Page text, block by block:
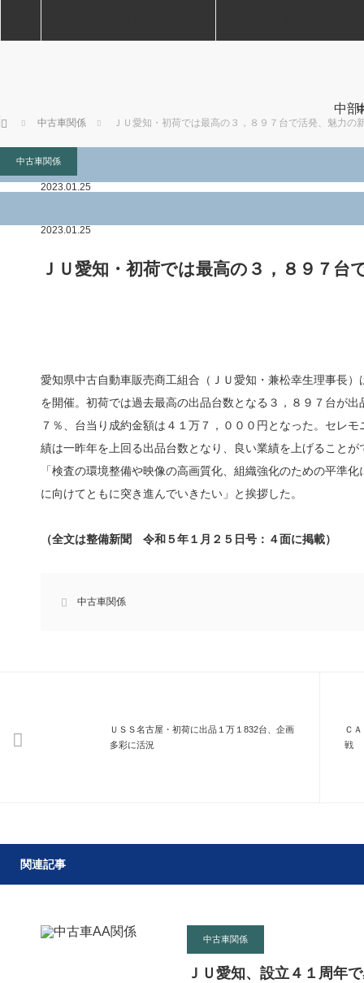
中部
ホーム 中古車関係 ＪＵ愛知・初荷では最高の３，８９７台で活発、魅力の
中古車関係
2023.01.25
中古車関係
2023.01.25
ＪＵ愛知・初荷では最高の３，８９７台
愛知県中古自動車販売商工組合（ＪＵ愛知・兼松幸生理事長
を開催。初荷では過去最高の出品台数となる３，８９７台が
７％、台当り成約金額は４１万７，０００円となった。セレ
績は一昨年を上回る出品台数となり、良い業績を上げること
「検査の環境整備や映像の高画質化、組織強化のための平準
に向けてともに突き進んでいきたい」と挨拶した。
（全文は整備新聞 令和５年１月２５日号：４面に掲載）
中古車関係
ＵＳＳ名古屋・初荷に出品１万１832台、企画
多彩に活況
Ｃ
戦
関連記事
中古車関係
ＪＵ愛知、設立４１周年